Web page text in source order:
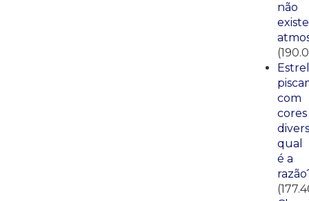
não
existe
com
cores
qual
é a